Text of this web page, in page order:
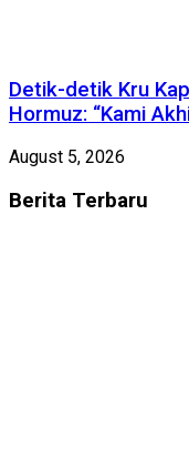
Detik-detik Kru
Hormuz: “Kami
August 5, 2026
Berita Terbaru